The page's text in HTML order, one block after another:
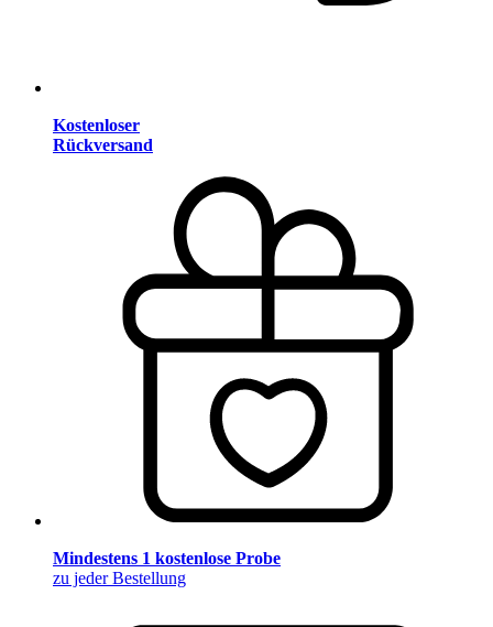
Kostenloser
Rückversand
Mindestens 1 kostenlose Probe
zu jeder Bestellung